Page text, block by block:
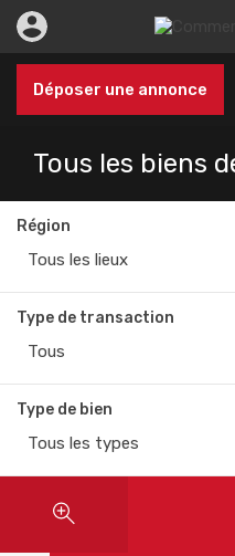
Déposer une annonce
Tous les biens
Région
Tous les lieux
Type de transaction
Tous
Type de bien
Tous les types